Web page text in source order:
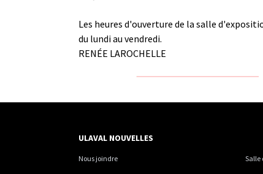
Les heures d'ouverture de la salle
du lundi au vendredi.
RENÉE LAROCHELLE
ULAVAL NOUVELLES
Nous joindre Salle